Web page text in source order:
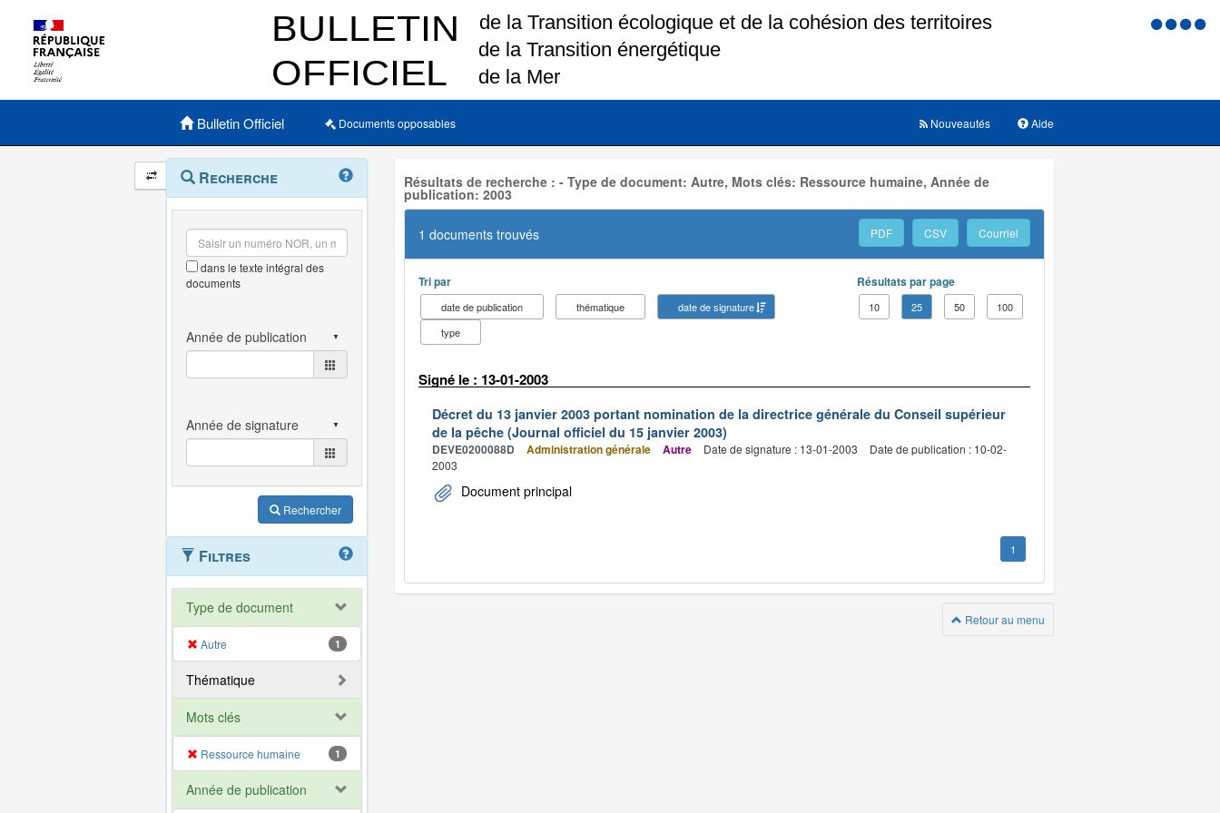
Menu
Menu principal
Bulletin Officiel Documents opposables Aide
Nouveautés
Navigation
et
outils
annexes
Menu
contextuel
Recherche
dans le texte intégral des
documents
Rechercher
Filtres
Type de document
Autre 1
Thématique
Mots clés
Ressource humaine 1
Année de publication
Résultats de recherche : - Type de document: Autre, Mots clés: Ressource humaine, Année de
publication: 2003
1 documents trouvés PDF CSV Courriel
Tri par
date de publication thématique
date de signature
type
Résultats par page
10 25 50 100
Signé le : 13-01-2003
Décret du 13 janvier 2003 portant nomination de la directrice générale du Conseil supérieur
de la pêche (Journal officiel du 15 janvier 2003)
DEVE0200088D Administration générale Autre Date de signature : 13-01-2003
Date de publication : 10-02-
2003
Document principal
1
Retour au menu